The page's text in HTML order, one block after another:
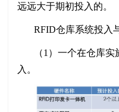
远远大于期初投入的。
RFID仓库系统投入
（1）一个在仓库
入。